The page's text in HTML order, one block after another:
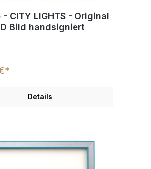
- CITY LIGHTS - Original
Bild handsigniert
Details